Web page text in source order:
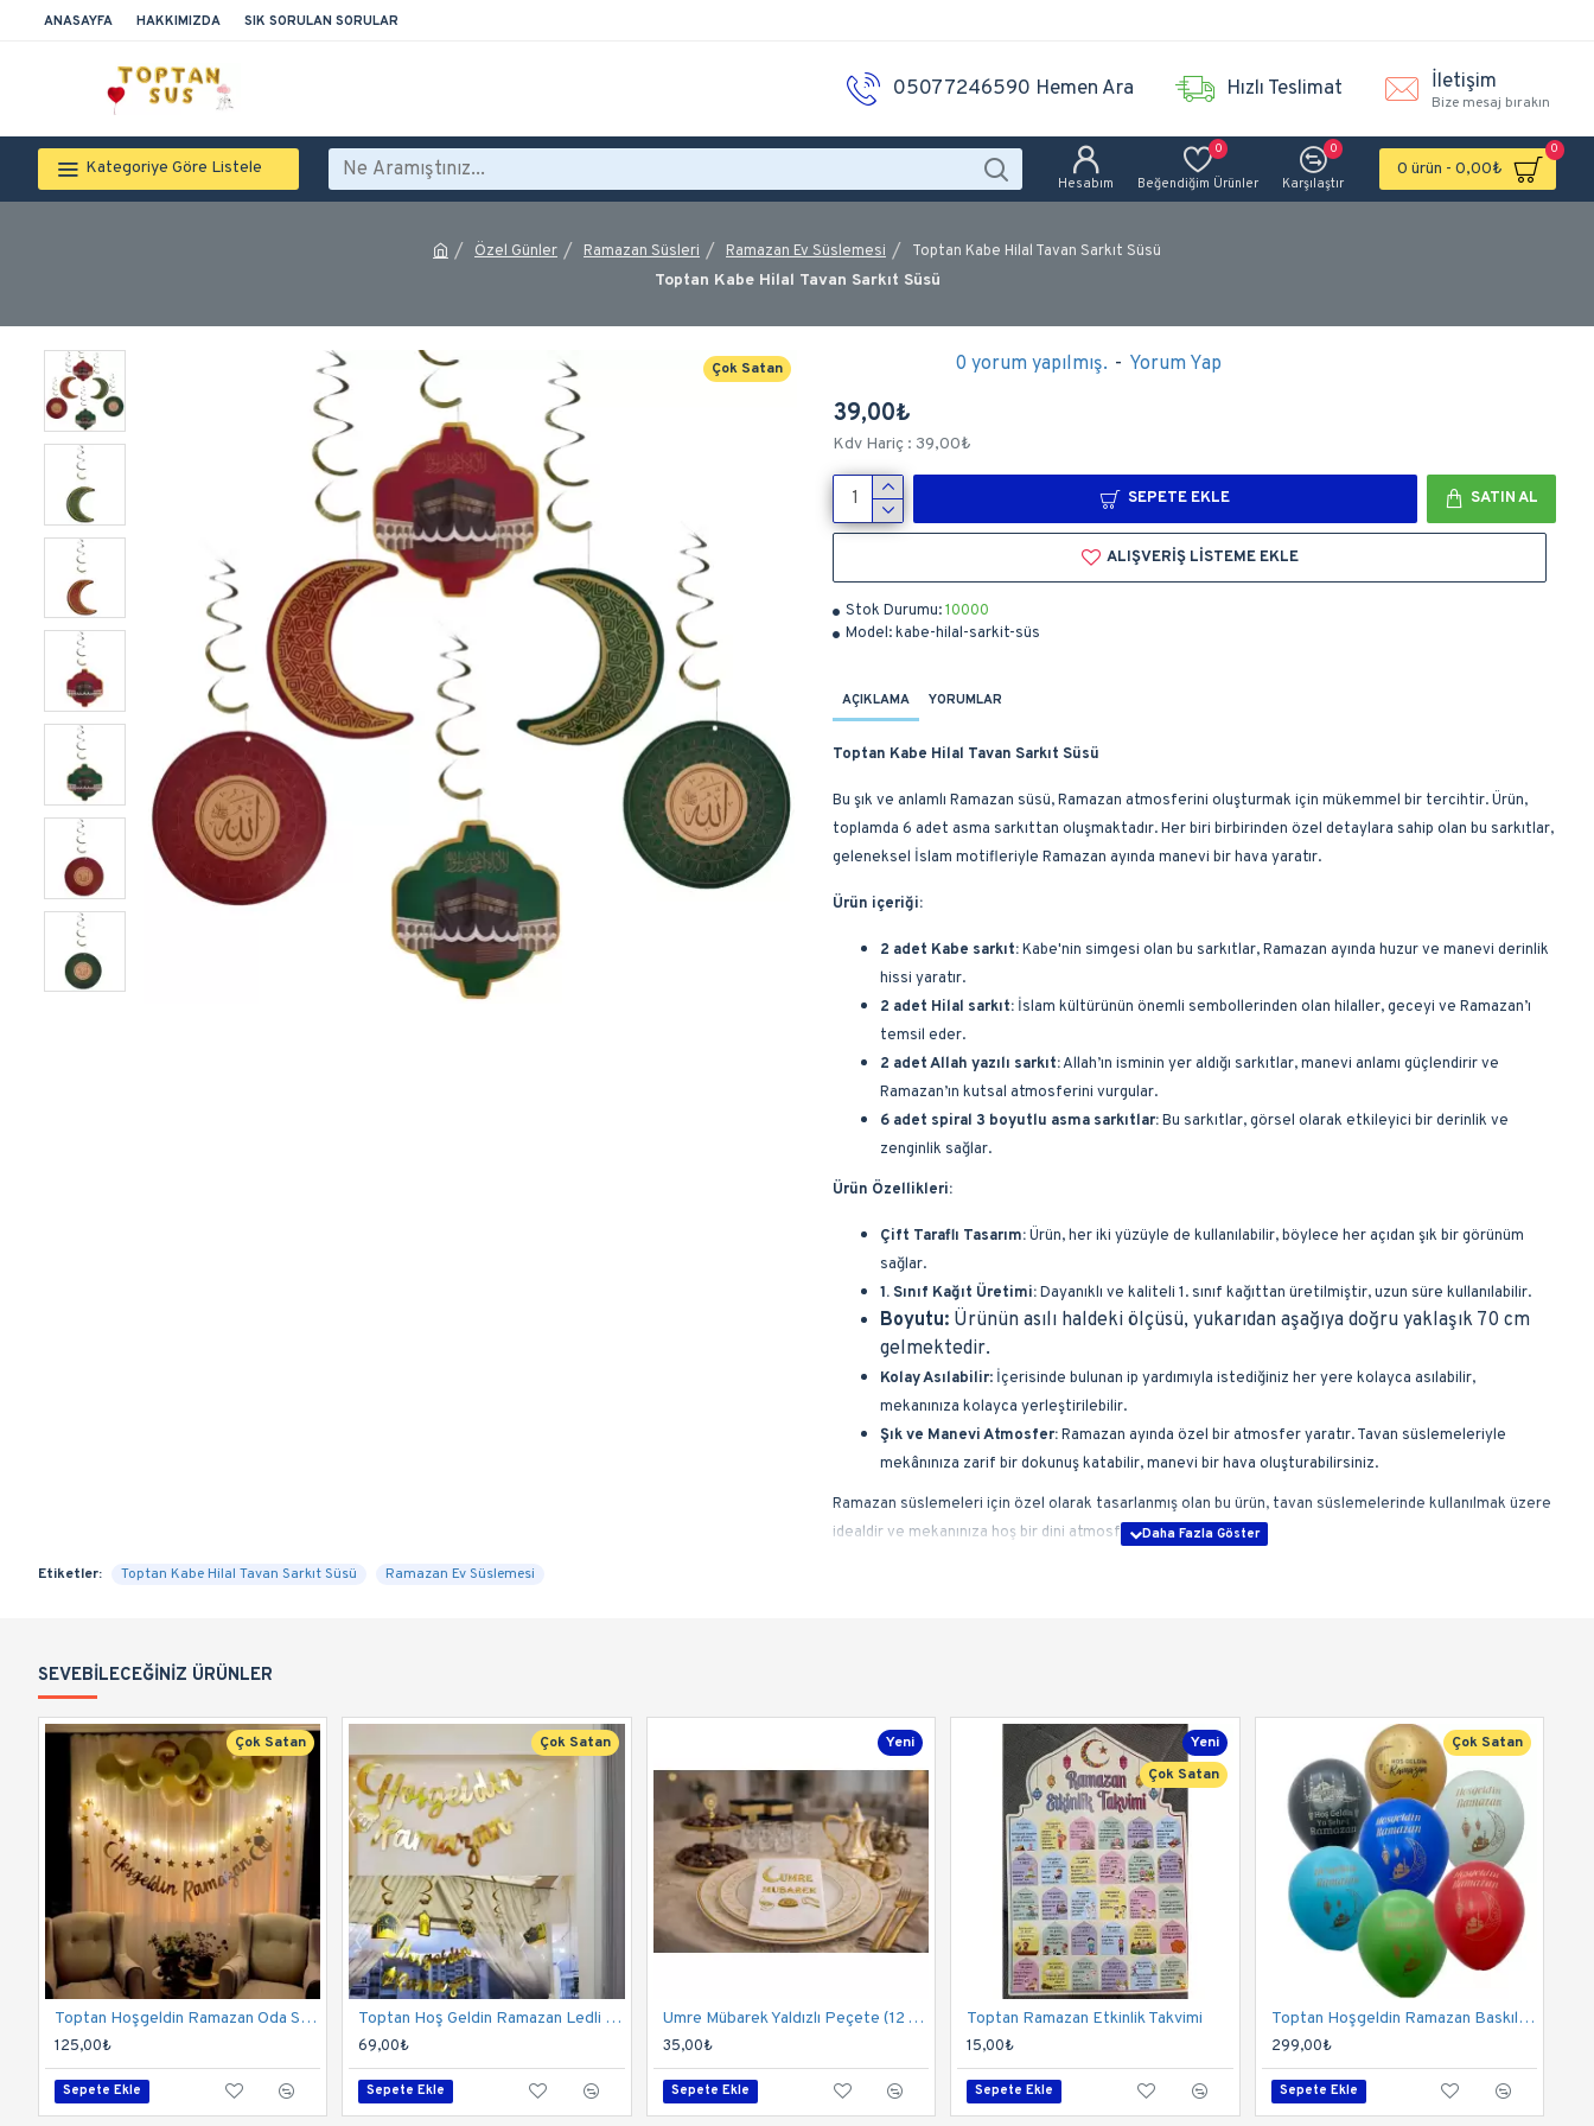
ANASAYFA HAKKIMIZDA SIK SORULAN SORULAR
05077246590 Hemen Ara Hızlı Teslimat İletişim
Bize mesaj bırakın
Kategoriye Göre Listele
Hesabım Beğendiğim Ürünler
0
Karşılaştır
0
0 ürün - 0,00₺
0
Özel Günler Ramazan Süsleri Ramazan Ev Süslemesi Toptan Kabe Hilal Tavan Sarkıt Süsü
Toptan Kabe Hilal Tavan Sarkıt Süsü
Çok Satan
Stok Durumu:10000
Model:kabe-hilal-sarkit-süs
0 yorum yapılmış. - Yorum Yap
39,00₺
Kdv Hariç : 39,00₺
SEPETE EKLE SATIN AL
ALIŞVERIŞ LISTEME EKLE
AÇIKLAMA YORUMLAR
Toptan Kabe Hilal Tavan Sarkıt Süsü
Bu şık ve anlamlı Ramazan süsü, Ramazan atmosferini oluşturmak için mükemmel bir tercihtir. Ürün,
toplamda 6 adet asma sarkıttan oluşmaktadır. Her biri birbirinden özel detaylara sahip olan bu sarkıtlar,
geleneksel İslam motifleriyle Ramazan ayında manevi bir hava yaratır.
Ürün içeriği:
2 adet Kabe sarkıt:Kabe'nin simgesi olan bu sarkıtlar, Ramazan ayında huzur ve manevi derinlik
hissi yaratır.
2 adet Hilal sarkıt: İslam kültürünün önemli sembollerinden olan hilaller, geceyi ve Ramazan’ı
temsil eder.
2 adet Allah yazılı sarkıt:Allah’ın isminin yer aldığı sarkıtlar, manevi anlamı güçlendirir ve
Ramazan’ın kutsal atmosferini vurgular.
6 adet spiral 3 boyutlu asma sarkıtlar:Bu sarkıtlar, görsel olarak etkileyici bir derinlik ve
zenginlik sağlar.
Ürün Özellikleri:
Çift Taraflı Tasarım:Ürün, her iki yüzüyle de kullanılabilir, böylece her açıdan şık bir görünüm
sağlar.
1. Sınıf Kağıt Üretimi:Dayanıklı ve kaliteli 1. sınıf kağıttan üretilmiştir, uzun süre kullanılabilir.
Boyutu: Ürünün asılı haldeki ölçüsü, yukarıdan aşağıya doğru yaklaşık 70 cm
gelmektedir.
Kolay Asılabilir: İçerisinde bulunan ip yardımıyla istediğiniz her yere kolayca asılabilir,
mekanınıza kolayca yerleştirilebilir.
Şık ve Manevi Atmosfer:Ramazan ayında özel bir atmosfer yaratır. Tavan süslemeleriyle
mekânınıza zarif bir dokunuş katabilir, manevi bir hava oluşturabilirsiniz.
Ramazan süslemeleri için özel olarak tasarlanmış olan bu ürün, tavan süslemelerinde kullanılmak üzere
idealdir ve mekanınıza hoş bir dini atmosfer katar.
Etiketler: Toptan Kabe Hilal Tavan Sarkıt Süsü Ramazan Ev Süslemesi
SEVEBILECEĞINIZ ÜRÜNLER
Çok Satan
Toptan Hoşgeldin Ramazan Oda Süsleme Seti
125,00₺
Sepete Ekle
Çok Satan
Toptan Hoş Geldin Ramazan Ledli Ekonomik Seti
69,00₺
Sepete Ekle
Yeni
Umre Mübarek Yaldızlı Peçete (12 Adet) - Toptan
35,00₺
Sepete Ekle
Yeni
Çok Satan
Toptan Ramazan Etkinlik Takvimi
15,00₺
Sepete Ekle
Çok Satan
Toptan Hoşgeldin Ramazan Baskılı Balon 100 Adet
299,00₺
Sepete Ekle